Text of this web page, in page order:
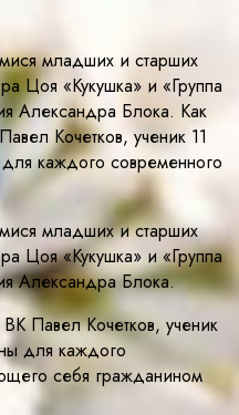
младших и старших
Цоя «Кукушка» и «Группа
Александра Блока. Как
Кочетков, ученик 11
каждого современного
младших и старших
Цоя «Кукушка» и «Группа
Александра Блока.
Павел Кочетков, ученик
для каждого
себя гражданином